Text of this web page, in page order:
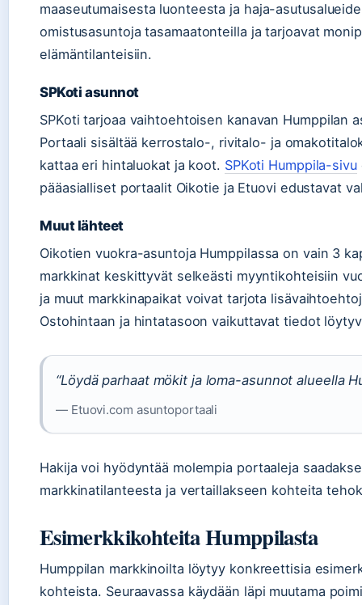
maaseutumaisesta luonteesta ja haja-
omistusasuntoja tasamaatonteilla ja tarjoavat
elämäntilanteisiin.
SPKoti asunnot
SPKoti tarjoaa vaihtoehtoisen kanavan Humppilan
Portaali sisältää kerrostalo-, rivitalo- ja
kattaa eri hintaluokat ja koot. SPKoti Humppila-sivu
pääasialliset portaalit Oikotie ja Etuovi edustavat
Muut lähteet
Oikotien vuokra-asuntoja Humppilassa on vain 3
markkinat keskittyvät selkeästi myyntikohteisiin
ja muut markkinapaikat voivat tarjota
Ostohintaan ja hintatasoon vaikuttavat tiedot
“Löydä parhaat mökit ja loma-asunnot alueella
— Etuovi.com asuntoportaali
Hakija voi hyödyntää molempia portaaleja
markkinatilanteesta ja vertaillakseen kohteita
Esimerkkikohteita Humppilasta
Humppilan markkinoilta löytyy konkreettisia
kohteista. Seuraavassa käydään läpi muutama